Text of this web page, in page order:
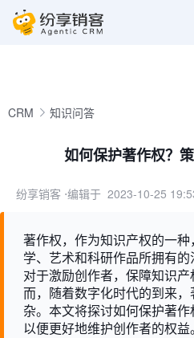
CRM 知识问答
如何保护著作权？
纷享销客 ⋅编辑于 2023-10-25
著作权，作为知识产权的一
学、艺术和科研作品所拥有
对于激励创作者，保障知识
而，随着数字化时代的到来
杂。本文将探讨如何保护著作
以便更好地维护创作者的权益。